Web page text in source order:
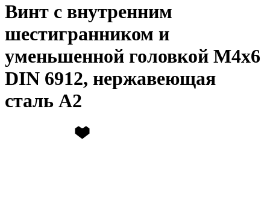
Винт с внутренним
шестигранником и
уменьшенной головкой М4х6
DIN 6912, нержавеющая
сталь А2